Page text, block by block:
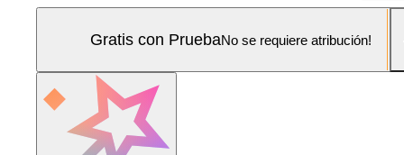
Gratis con PruebaNo se requiere atribución!